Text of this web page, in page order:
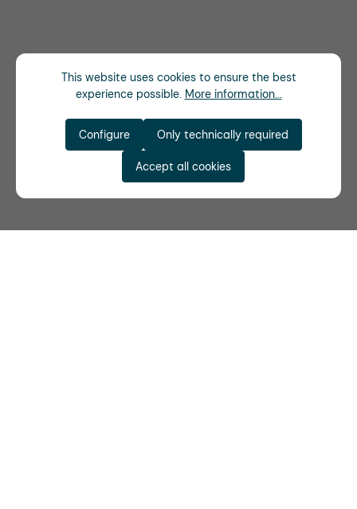
This website uses cookies to ensure the best
experience possible. More information...
Only technically required
Configure
Accept all cookies